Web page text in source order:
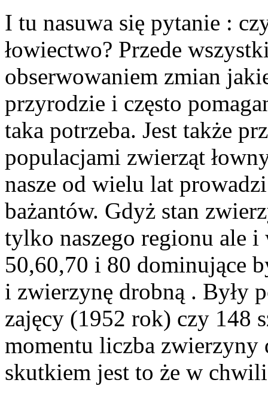
I tu nasuwa się pytanie :
łowiectwo? Przede
obserwowaniem zmian
przyrodzie i często
taka potrzeba. Jest także
populacjami zwierząt
nasze od wielu lat
bażantów. Gdyż stan
tylko naszego regionu ale
50,60,70 i 80 dominujące
i zwierzynę drobną . Były
zajęcy (1952 rok) czy 148
momentu liczba zwierzyny
skutkiem jest to że w